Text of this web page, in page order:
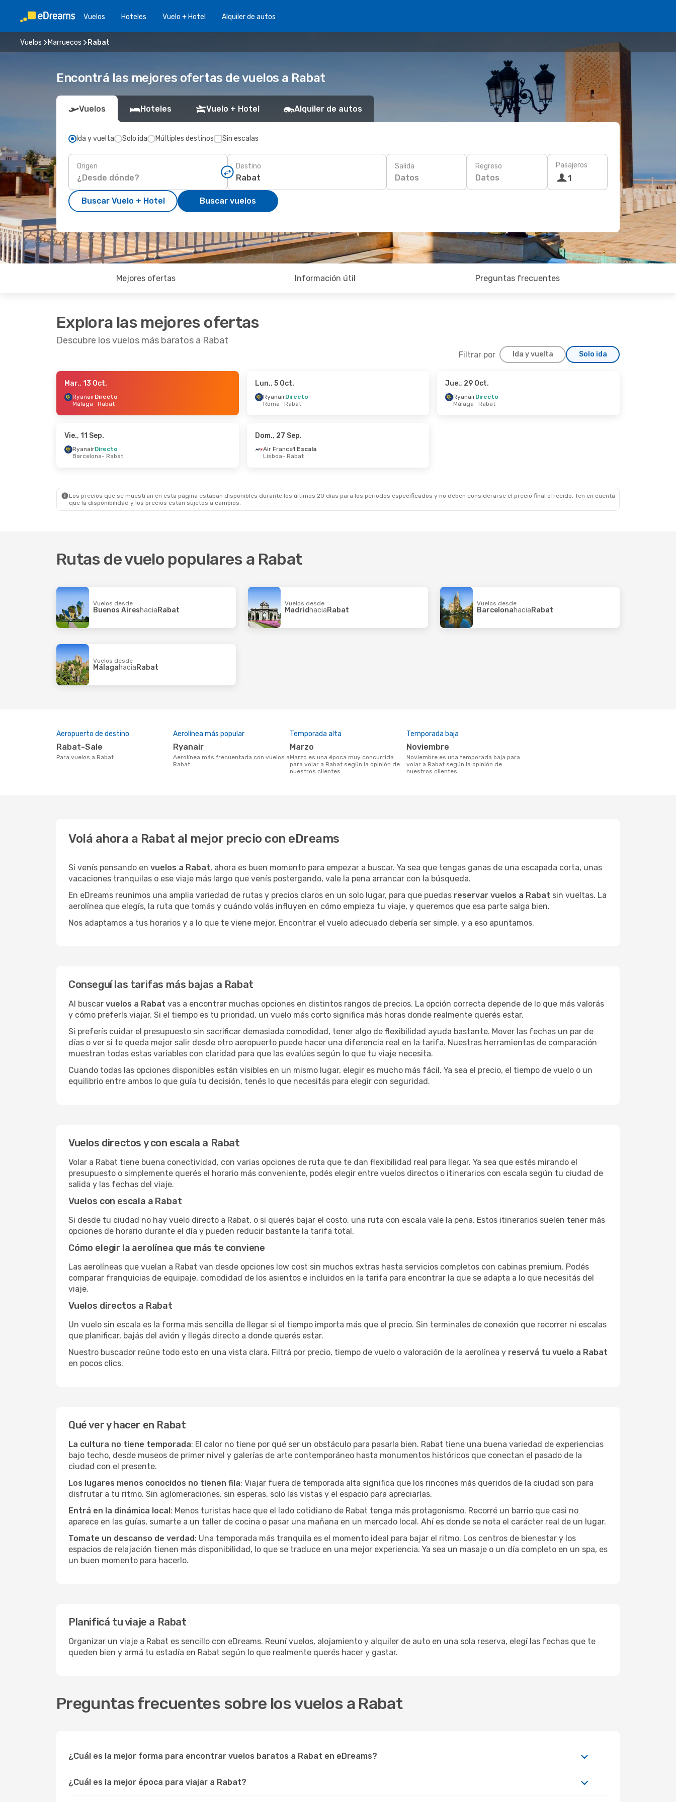
Vuelos Hoteles Vuelo + Hotel Alquiler de autos
Vuelos Marruecos Rabat
Encontrá las mejores ofertas de vuelos a Rabat
Vuelos Hoteles Vuelo + Hotel Alquiler de autos
Ida y vuelta Solo ida Múltiples destinos Sin escalas
Origen Destino Salida
Datos
Regreso
Datos
Pasajeros
1
Buscar Vuelo + Hotel Buscar vuelos
Mejores ofertas Información útil Preguntas frecuentes
Explora las mejores ofertas
Descubre los vuelos más baratos a Rabat
Filtrar por Ida y vuelta Solo ida
- Lun., 14 Sep.
- Rabat
- Sáb., 26 Sep.
Directo
- Rabat
- Dom., 30 Ago.
Mar., 13 Oct.
RyanairDirecto
Málaga- Rabat
Lun., 5 Oct.
RyanairDirecto
Roma- Rabat
Jue., 29 Oct.
RyanairDirecto
Málaga- Rabat
Vie., 11 Sep.
RyanairDirecto
Barcelona- Rabat
Dom., 27 Sep.
Air France1 Escala
Lisboa- Rabat
Los precios que se muestran en esta página estaban disponibles durante los últimos 20 días para los periodos especificados y no deben considerarse el precio final ofrecido. Ten en cuenta
que la disponibilidad y los precios están sujetos a cambios.
Rutas de vuelo populares a Rabat
Vuelos desde
Buenos AireshaciaRabat
Vuelos desde
Madrid haciaRabat
Vuelos desde
BarcelonahaciaRabat
Vuelos desde
MálagahaciaRabat
Aeropuerto de destino
Rabat-Sale
Para vuelos a Rabat
Aerolínea más popular
Ryanair
Aerolínea más frecuentada con vuelos a
Rabat
Temporada alta
marzo
marzo es una época muy concurrida
para volar a Rabat según la opinión de
nuestros clientes
Temporada baja
noviembre
noviembre es una temporada baja para
volar a Rabat según la opinión de
nuestros clientes
Volá ahora a Rabat al mejor precio con eDreams
Si venís pensando en vuelos a Rabat, ahora es buen momento para empezar a buscar. Ya sea que tengas ganas de una escapada corta, unas
vacaciones tranquilas o ese viaje más largo que venís postergando, vale la pena arrancar con la búsqueda.
En eDreams reunimos una amplia variedad de rutas y precios claros en un solo lugar, para que puedas reservar vuelos a Rabat sin vueltas. La
aerolínea que elegís, la ruta que tomás y cuándo volás influyen en cómo empieza tu viaje, y queremos que esa parte salga bien.
Nos adaptamos a tus horarios y a lo que te viene mejor. Encontrar el vuelo adecuado debería ser simple, y a eso apuntamos.
Conseguí las tarifas más bajas a Rabat
Al buscar vuelos a Rabat vas a encontrar muchas opciones en distintos rangos de precios. La opción correcta depende de lo que más valorás
y cómo preferís viajar. Si el tiempo es tu prioridad, un vuelo más corto significa más horas donde realmente querés estar.
Si preferís cuidar el presupuesto sin sacrificar demasiada comodidad, tener algo de flexibilidad ayuda bastante. Mover las fechas un par de
días o ver si te queda mejor salir desde otro aeropuerto puede hacer una diferencia real en la tarifa. Nuestras herramientas de comparación
muestran todas estas variables con claridad para que las evalúes según lo que tu viaje necesita.
Cuando todas las opciones disponibles están visibles en un mismo lugar, elegir es mucho más fácil. Ya sea el precio, el tiempo de vuelo o un
equilibrio entre ambos lo que guía tu decisión, tenés lo que necesitás para elegir con seguridad.
Vuelos directos y con escala a Rabat
Volar a Rabat tiene buena conectividad, con varias opciones de ruta que te dan flexibilidad real para llegar. Ya sea que estés mirando el
presupuesto o simplemente querés el horario más conveniente, podés elegir entre vuelos directos o itinerarios con escala según tu ciudad de
salida y las fechas del viaje.
Vuelos con escala a Rabat
Si desde tu ciudad no hay vuelo directo a Rabat, o si querés bajar el costo, una ruta con escala vale la pena. Estos itinerarios suelen tener más
opciones de horario durante el día y pueden reducir bastante la tarifa total.
Cómo elegir la aerolínea que más te conviene
Las aerolíneas que vuelan a Rabat van desde opciones low cost sin muchos extras hasta servicios completos con cabinas premium. Podés
comparar franquicias de equipaje, comodidad de los asientos e incluidos en la tarifa para encontrar la que se adapta a lo que necesitás del
viaje.
Vuelos directos a Rabat
Un vuelo sin escala es la forma más sencilla de llegar si el tiempo importa más que el precio. Sin terminales de conexión que recorrer ni escalas
que planificar, bajás del avión y llegás directo a donde querés estar.
Nuestro buscador reúne todo esto en una vista clara. Filtrá por precio, tiempo de vuelo o valoración de la aerolínea y reservá tu vuelo a Rabat
en pocos clics.
Qué ver y hacer en Rabat
La cultura no tiene temporada: El calor no tiene por qué ser un obstáculo para pasarla bien. Rabat tiene una buena variedad de experiencias
bajo techo, desde museos de primer nivel y galerías de arte contemporáneo hasta monumentos históricos que conectan el pasado de la
ciudad con el presente.
Los lugares menos conocidos no tienen fila: Viajar fuera de temporada alta significa que los rincones más queridos de la ciudad son para
disfrutar a tu ritmo. Sin aglomeraciones, sin esperas, solo las vistas y el espacio para apreciarlas.
Entrá en la dinámica local: Menos turistas hace que el lado cotidiano de Rabat tenga más protagonismo. Recorré un barrio que casi no
aparece en las guías, sumarte a un taller de cocina o pasar una mañana en un mercado local. Ahí es donde se nota el carácter real de un lugar.
Tomate un descanso de verdad: Una temporada más tranquila es el momento ideal para bajar el ritmo. Los centros de bienestar y los
espacios de relajación tienen más disponibilidad, lo que se traduce en una mejor experiencia. Ya sea un masaje o un día completo en un spa, es
un buen momento para hacerlo.
Planificá tu viaje a Rabat
Organizar un viaje a Rabat es sencillo con eDreams. Reuní vuelos, alojamiento y alquiler de auto en una sola reserva, elegí las fechas que te
queden bien y armá tu estadía en Rabat según lo que realmente querés hacer y gastar.
Preguntas frecuentes sobre los vuelos a Rabat
¿Cuál es la mejor forma para encontrar vuelos baratos a Rabat en eDreams?
¿Cuál es la mejor época para viajar a Rabat?